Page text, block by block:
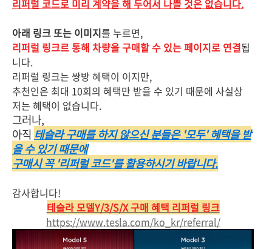
리퍼럴 코드로 미리 계약을 해 두어서 나쁠 것은 없습니다.
아래 링크 또는 이미지를 누르면,
리퍼럴 링크르 통해 차량을 구매할 수 있는 페이지로 연결됩
니다.
리퍼럴 링크는 쌍방 혜택이 이지만,
추천인은 최대 10회의 혜택만 받을 수 있기 때문에 사실상
저는 혜택이 없습니다.
그러나,
아직 테슬라 구매를 하지 않으신 분들은 '모두' 혜택을 받
을 수 있기 때문에
구매시 꼭 '리퍼럴 코드'를 활용하시기 바랍니다.
감사합니다!
테슬라 모델Y/3/S/X 구매 혜택 리퍼럴 링크
https://www.tesla.com/ko_kr/referral/